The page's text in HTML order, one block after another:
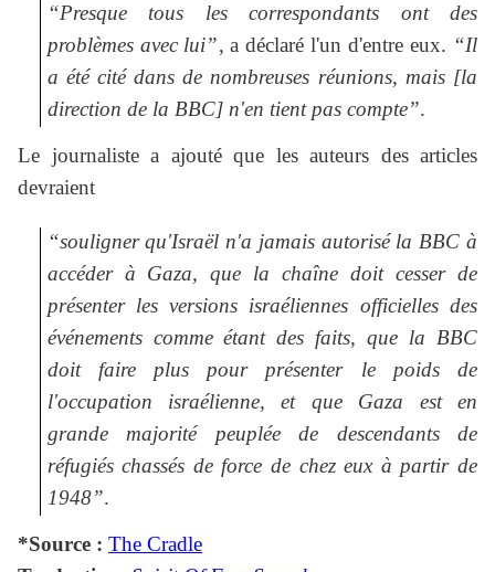
“Presque tous les correspondants ont des
problèmes avec lui”, a déclaré l'un d'entre eux. “Il
a été cité dans de nombreuses réunions, mais [la
direction de la BBC] n'en tient pas compte”.
Le journaliste a ajouté que les auteurs des articles
devraient
“souligner qu'Israël n'a jamais autorisé la BBC à
accéder à Gaza, que la chaîne doit cesser de
présenter les versions israéliennes officielles des
événements comme étant des faits, que la BBC
doit faire plus pour présenter le poids de
l'occupation israélienne, et que Gaza est en
grande majorité peuplée de descendants de
réfugiés chassés de force de chez eux à partir de
1948”.
*Source : The Cradle